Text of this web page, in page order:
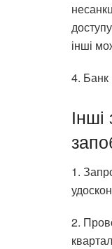
інші
4. Банк
1.
2.